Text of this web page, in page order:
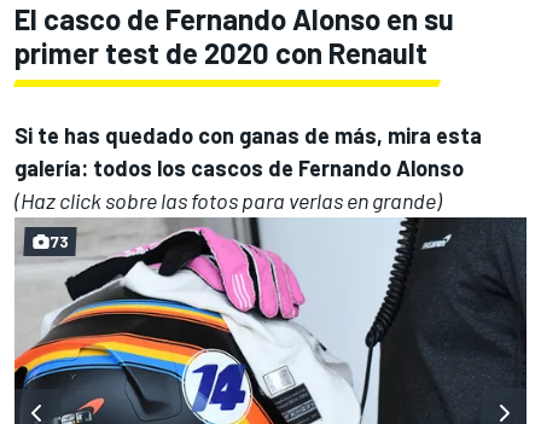
El casco de Fernando Alonso en su
primer test de 2020 con Renault
Si te has quedado con ganas de más, mira esta
galería: todos los cascos de Fernando Alonso
(Haz click sobre las fotos para verlas en grande)
73